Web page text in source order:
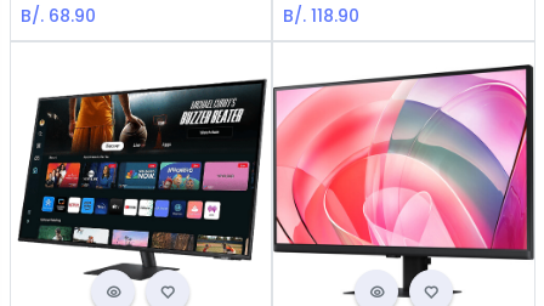
B/. 68.90
B/. 118.90